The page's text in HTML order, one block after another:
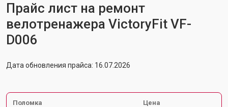
Прайс лист на ремонт
велотренажера VictoryFit VF-
D006
Дата обновления прайса: 16.07.2026
Поломка Цена